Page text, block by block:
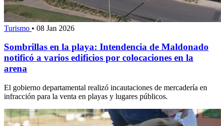
Turismo • 08 Jan 2026
Sombrillas en la playa: Intendencia de Maldonado
notificó a varios edificios por colocaciones en la
arena
El gobierno departamental realizó incautaciones de mercadería en
infracción para la venta en playas y lugares públicos.